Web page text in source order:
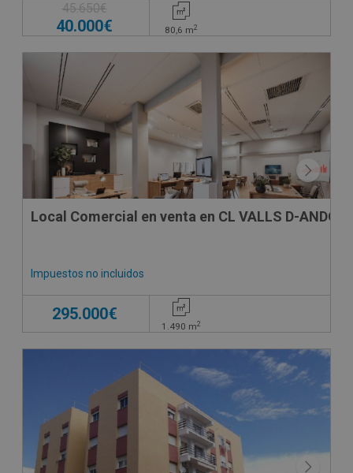
45.650€
40.000€ 80,6 m2
Local Comercial en venta en CL VALLS D-
Impuestos no incluidos
295.000€
1.490 m2